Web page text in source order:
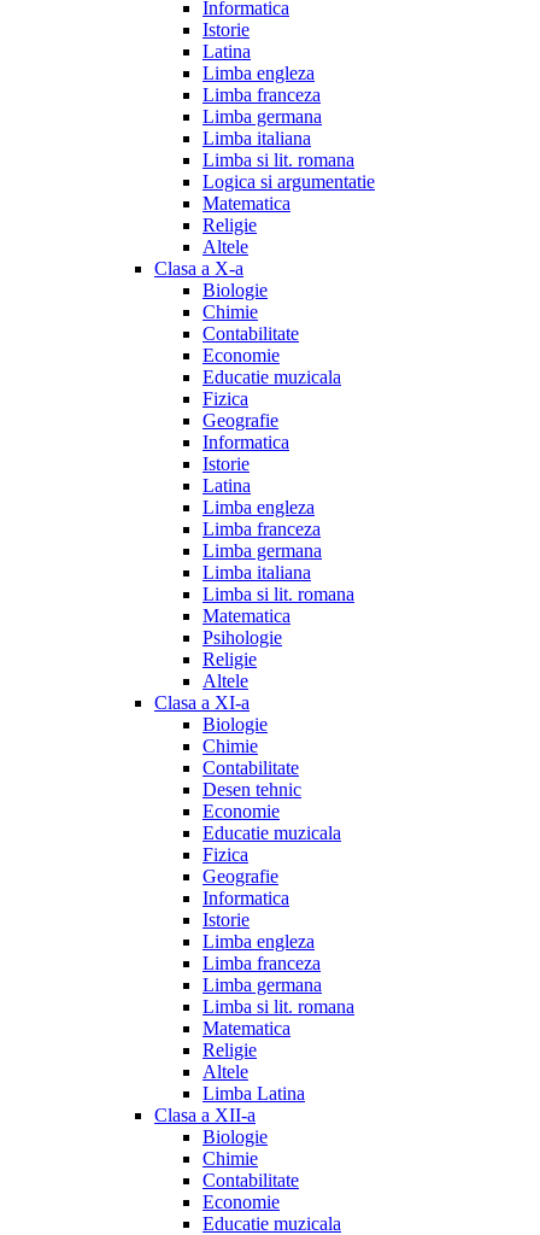
Informatica
Istorie
Latina
Limba engleza
Limba franceza
Limba germana
Limba italiana
Limba si lit. romana
Logica si argumentatie
Matematica
Religie
Altele
Clasa a X-a
Biologie
Chimie
Contabilitate
Economie
Educatie muzicala
Fizica
Geografie
Informatica
Istorie
Latina
Limba engleza
Limba franceza
Limba germana
Limba italiana
Limba si lit. romana
Matematica
Psihologie
Religie
Altele
Clasa a XI-a
Biologie
Chimie
Contabilitate
Desen tehnic
Economie
Educatie muzicala
Fizica
Geografie
Informatica
Istorie
Limba engleza
Limba franceza
Limba germana
Limba si lit. romana
Matematica
Religie
Altele
Limba Latina
Clasa a XII-a
Biologie
Chimie
Contabilitate
Economie
Educatie muzicala